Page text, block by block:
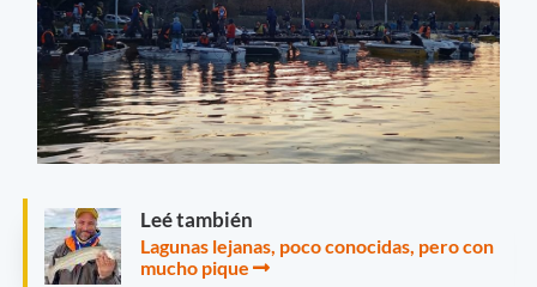
Leé también
Lagunas lejanas, poco conocidas, pero con
mucho pique